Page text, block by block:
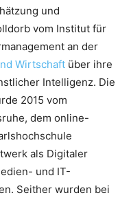
und
vom Institut für
an der
Wirtschaft über ihre
Intelligenz. Die
2015 vom
dem online-
als Digitaler
und IT-
Seither wurden bei